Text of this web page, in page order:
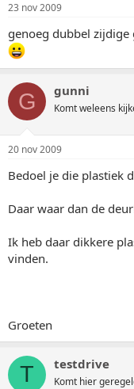
23 nov 2009
genoeg dubbel
G gunni
Komt weleens
20 nov 2009
Bedoel je die plastiek
Daar waar dan de
Ik heb daar dikkere
vinden.
Groeten
T testdrive
Komt hier